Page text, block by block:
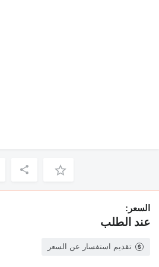
السعر:
عند الطلب
تقديم استفسار عن السعر